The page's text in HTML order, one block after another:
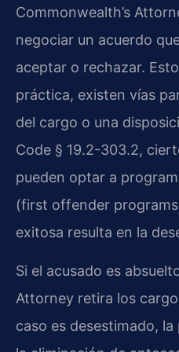
Commonwealth’s
negociar un acuerdo
aceptar o rechazar.
práctica, existen vías
del cargo o una
Code § 19.2-303.2,
pueden optar a
(first offender
exitosa resulta en la
Si el acusado es
Attorney retira los
caso es desestimado,